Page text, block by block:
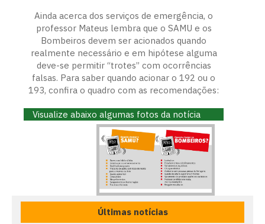
Ainda acerca dos serviços de emergência, o
professor Mateus lembra que o SAMU e os
Bombeiros devem ser acionados quando
realmente necessário e em hipótese alguma
deve-se permitir “trotes” com ocorrências
falsas. Para saber quando acionar o 192 ou o
193, confira o quadro com as recomendações:
Visualize abaixo algumas fotos da notícia
Últimas notícias